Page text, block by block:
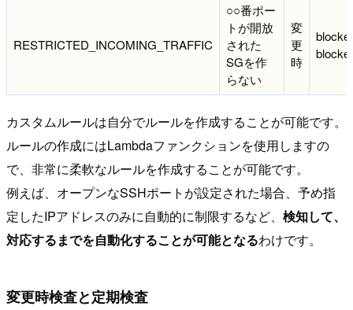
RESTRICTED_INCOMING_TRAFFIC
○○番ポー
トが開放
された
SGを作
らない
変
更
時
カスタムルールは自分でルールを作成することが可能です。
ルールの作成にはLambdaファンクションを使用しますの
で、非常に柔軟なルールを作成することが可能です。
例えば、オープンなSSHポートが設定された場合、予め指
定したIPアドレスのみに自動的に制限するなど、 検知して、
対応するまでを自動化することが可能となるわけです。
変更時検査と定期検査